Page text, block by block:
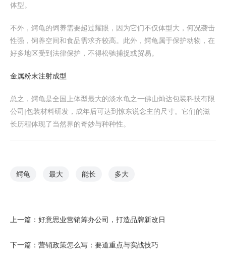
体型。
不外，鳄龟的饲养需要超过耀眼，因为它们不仅体型大，何况袭击
性强，饲养空间和食品需求齐较高。此外，鳄龟属于保护动物，在
好多地区受到法律保护，不得松驰捕捉或贸易。
金属粉末注射成型
总之，鳄龟是全国上体型最大的淡水龟之一佛山灿达包装科技有限
公司|包装材料研发，成年后可达到惊东说念主的尺寸。它们的滋
长历程体现了当然界的奇妙与种种性。
鳄龟 最大 能长 多大
上一篇： 好意思业营销筹办公司，打造品牌新改日
下一篇： 营销政策怎么写：要道重点与实战技巧